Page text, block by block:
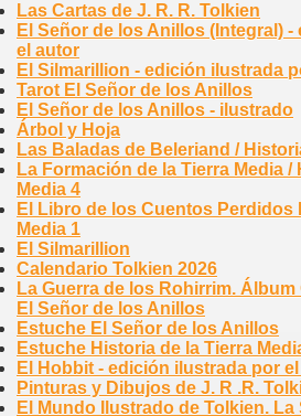
Las Cartas de J. R. R. Tolkien
El Señor de los Anillos (Integral)
el autor
El Silmarillion - edición ilustrada
Tarot El Señor de los Anillos
El Señor de los Anillos - ilustrado
Árbol y Hoja
Las Baladas de Beleriand /
La Formación de la Tierra Media /
Media 4
El Libro de los Cuentos Perdidos
Media 1
El Silmarillion
Calendario Tolkien 2026
La Guerra de los Rohirrim.
El Señor de los Anillos
Estuche El Señor de los Anillos
Estuche Historia de la Tierra
El Hobbit - edición ilustrada por
Pinturas y Dibujos de J. R .R.
El Mundo Ilustrado de Tolkien. La